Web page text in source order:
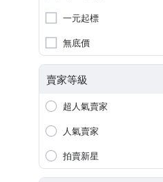
一元起標
無底價
賣家等級
超人氣賣家
人氣賣家
拍賣新星